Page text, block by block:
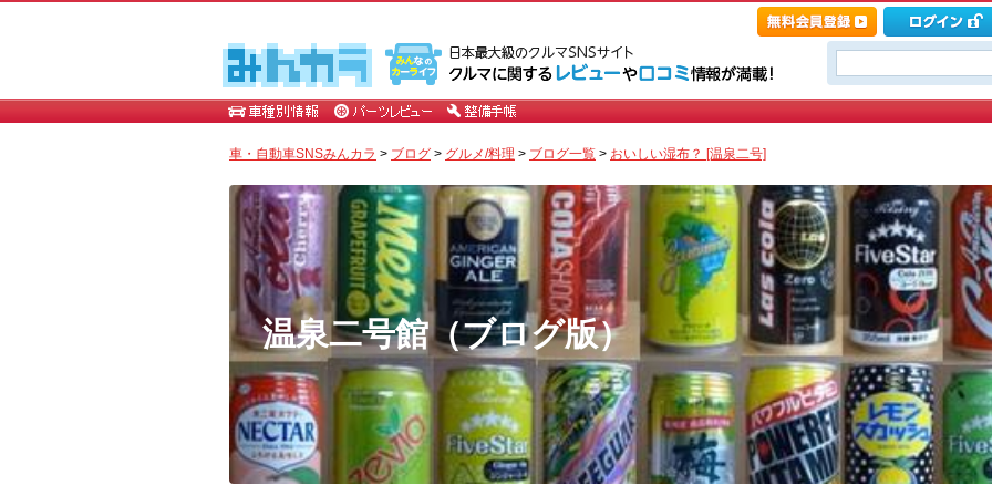
車・自動車SNSみんカラ > ブログ > グルメ/料理 > ブログ一覧 > おいしい湿布？ [温泉二号]
温泉二号館（ブログ版）